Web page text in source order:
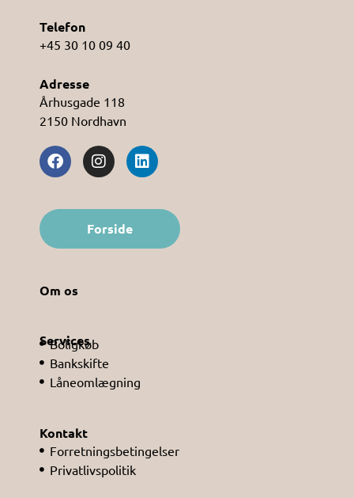
Telefon
+45 30 10 09 40
Adresse
Århusgade 118
2150 Nordhavn
Forside
Om os
Services
Boligkøb
Bankskifte
Låneomlægning
Kontakt
Forretningsbetingelser
Privatlivspolitik